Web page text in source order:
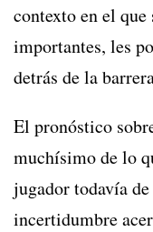
contexto en el que
importantes, les
detrás de la
El pronóstico
muchísimo de lo
jugador todavía
incertidumbre